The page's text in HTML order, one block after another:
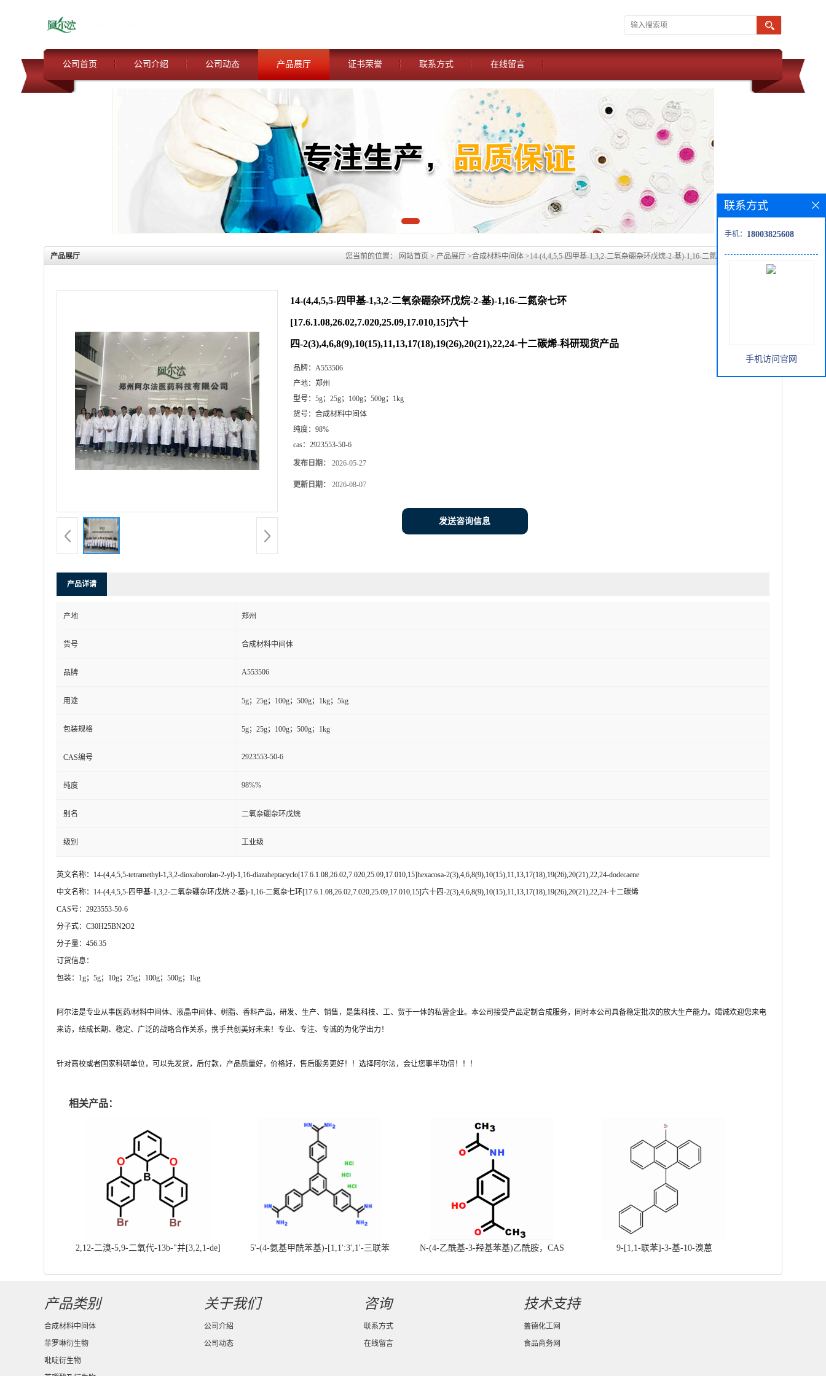
公司首页 公司介绍 公司动态 产品展厅 证书荣誉 联系方式 在线留言
产品展厅 您当前的位置： 网站首页 > 产品展厅 >合成材料中间体 >14-(4,4,5,5-四甲基-1,3,2-二氧杂硼杂环戊烷-2-基)-1,16-二氮杂七环
14-(4,4,5,5-四甲基-1,3,2-二氧杂硼杂环戊烷-2-基)-1,16-二氮杂七环
[17.6.1.08,26.02,7.020,25.09,17.010,15]六十
四-2(3),4,6,8(9),10(15),11,13,17(18),19(26),20(21),22,24-十二碳烯-科研现货产品
品牌： A553506
产地： 郑州
型号： 5g；25g；100g；500g；1kg
货号： 合成材料中间体
纯度： 98%
cas： 2923553-50-6
发布日期： 2026-05-27
更新日期： 2026-08-07
发送咨询信息
产品详请
产地 郑州
货号 合成材料中间体
品牌 A553506
用途 5g；25g；100g；500g；1kg；5kg
包装规格 5g；25g；100g；500g；1kg
CAS编号 2923553-50-6
纯度 98%%
别名 二氧杂硼杂环戊烷
级别 工业级
英文名称：14-(4,4,5,5-tetramethyl-1,3,2-dioxaborolan-2-yl)-1,16-diazaheptacyclo[17.6.1.08,26.02,7.020,25.09,17.010,15]hexacosa-2(3),4,6,8(9),10(15),11,13,17(18),19(26),20(21),22,24-dodecaene
中文名称：14-(4,4,5,5-四甲基-1,3,2-二氧杂硼杂环戊烷-2-基)-1,16-二氮杂七环[17.6.1.08,26.02,7.020,25.09,17.010,15]六十四-2(3),4,6,8(9),10(15),11,13,17(18),19(26),20(21),22,24-十二碳烯
CAS号：2923553-50-6
分子式：C30H25BN2O2
分子量：456.35
订货信息：
包装：1g；5g；10g；25g；100g；500g；1kg
阿尔法是专业从事医药/材料中间体、液晶中间体、树脂、香料产品，研发、生产、销售，是集科技、工、贸于一体的私营企业。本公司接受产品定制合成服务，同时本公司具备稳定批次的放大生产能力。竭诚欢迎您来电
来访，结成长期、稳定、广泛的战略合作关系，携手共创美好未来！专业、专注、专诚的为化学出力！
针对高校或者国家科研单位，可以先发货，后付款，产品质量好，价格好，售后服务更好！！选择阿尔法，会让您事半功倍！！！
相关产品：
2,12-二溴-5,9-二氧代-13b-"并[3,2,1-de]
5'-(4-氨基甲酰苯基)-[1,1':3',1'-三联苯
N-(4-乙酰基-3-羟基苯基)乙酰胺，CAS
9-[1,1-联苯]-3-基-10-溴蒽
联系方式
手机： 18003825608
手机访问官网
产品类别
合成材料中间体
菲罗啉衍生物
吡啶衍生物
关于我们
公司介绍
公司动态
咨询
联系方式
在线留言
技术支持
盖德化工网
食品商务网